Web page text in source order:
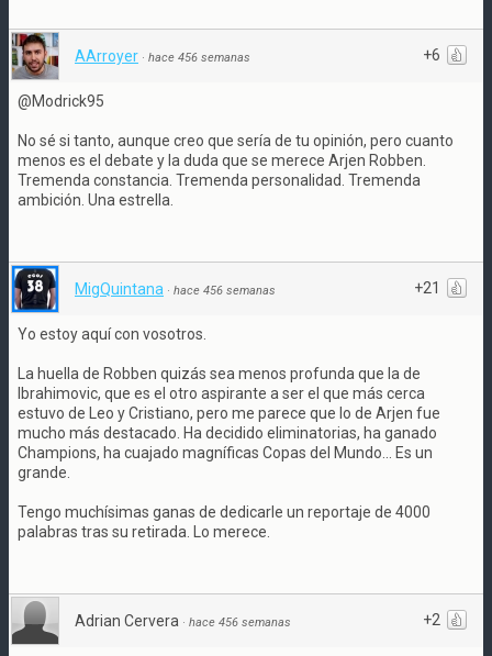
+6
AArroyer · hace 456 semanas
@Modrick95
No sé si tanto, aunque creo que sería de tu opinión, pero cuanto
menos es el debate y la duda que se merece Arjen Robben.
Tremenda constancia. Tremenda personalidad. Tremenda
ambición. Una estrella.
+21
MigQuintana · hace 456 semanas
Yo estoy aquí con vosotros.
La huella de Robben quizás sea menos profunda que la de
Ibrahimovic, que es el otro aspirante a ser el que más cerca
estuvo de Leo y Cristiano, pero me parece que lo de Arjen fue
mucho más destacado. Ha decidido eliminatorias, ha ganado
Champions, ha cuajado magníficas Copas del Mundo... Es un
grande.
Tengo muchísimas ganas de dedicarle un reportaje de 4000
palabras tras su retirada. Lo merece.
+2
Adrian Cervera · hace 456 semanas